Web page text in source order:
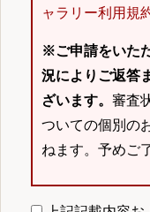
ャラリー利用規
※ご申請をいた
況によりご返答
ざいます。 審査
ついての個別の
ねます。予めご